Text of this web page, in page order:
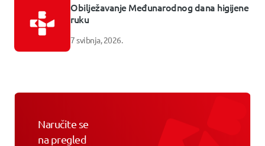
Obilježavanje Međunarodnog dana higijene
ruku
7 svibnja, 2026.
Naručite se
na pregled